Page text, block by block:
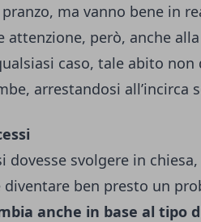
ma vanno bene in
attenzione, però, anche
caso, tale abito non
arrestandosi all’incirca
dovesse svolgere in
ben presto un
anche in base al tipo